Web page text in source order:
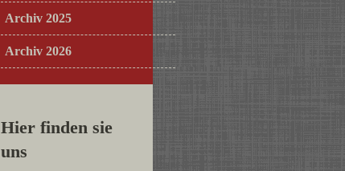
Archiv 2025
Archiv 2026
Hier finden sie
uns